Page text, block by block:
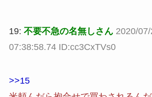
19: 不要不急の名無しさん 2020/
07:38:58.74 ID:cc3CxTVs0
>>15